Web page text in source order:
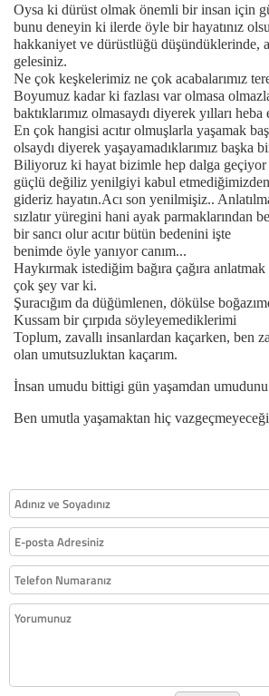
Oysa ki dürüst olmak önemli bir insan için
bunu deneyin ki ilerde öyle bir hayatınız
hakkaniyet ve dürüstlüğü düşündüklerinde,
gelesiniz.
Ne çok keşkelerimiz ne çok acabalarımız
Boyumuz kadar ki fazlası var olmasa
baktıklarımız olmasaydı diyerek yılları
En çok hangisi acıtır olmuşlarla yaşamak
olsaydı diyerek yaşayamadıklarımız başka
Biliyoruz ki hayat bizimle hep dalga geçiyor
güçlü değiliz yenilgiyi kabul
gideriz hayatın.Acı son yenilmişiz..
sızlatır yüregini hani ayak parmaklarından
bir sancı olur acıtır bütün bedenini işte
benimde öyle yanıyor canım...
Haykırmak istediğim bağıra çağıra
çok şey var ki.
Şuracığım da düğümlenen, dökülse
Kussam bir çırpıda söyleyemediklerimi
Toplum, zavallı insanlardan kaçarken, ben
olan umutsuzluktan kaçarım.
İnsan umudu bittigi gün yaşamdan umudunu
Ben umutla yaşamaktan hiç